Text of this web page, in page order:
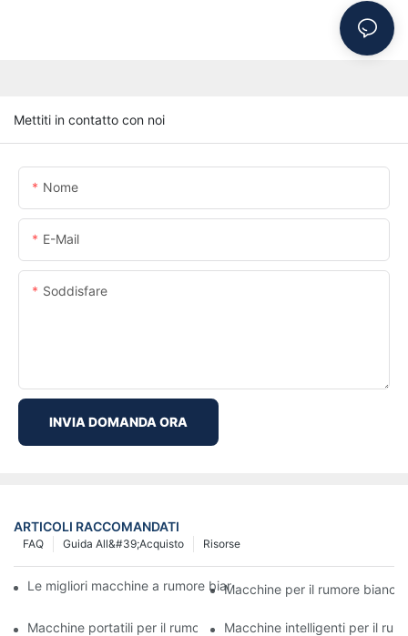
Mettiti in contatto con noi
Nome
E-Mail
Soddisfare
INVIA DOMANDA ORA
ARTICOLI RACCOMANDATI
Risorse
Guida All&#39;acquisto
FAQ
Le migliori macchine a rumore bianco con suoni della natura
Macchine per il rumore
Macchine portatili per il rumore bianco: soluzioni per il sonno
Macchine intelligenti per il